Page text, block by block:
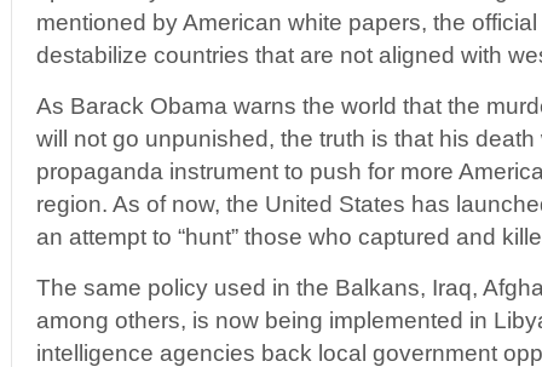
mentioned by American white papers, the
destabilize countries that are not aligned with
As Barack Obama warns the world that the
will not go unpunished, the truth is that his
propaganda instrument to push for more
region. As of now, the United States has
an attempt to “hunt” those who captured and
The same policy used in the Balkans, Iraq,
among others, is now being implemented in
intelligence agencies back local government